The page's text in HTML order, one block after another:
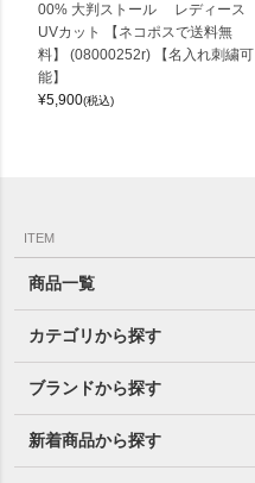
00% 大判ストール レディース
UVカット 【ネコポスで送料無
料】 (08000252r) 【名入れ刺繍可
能】
¥5,900(税込)
ITEM
商品一覧
カテゴリから探す
ブランドから探す
新着商品から探す